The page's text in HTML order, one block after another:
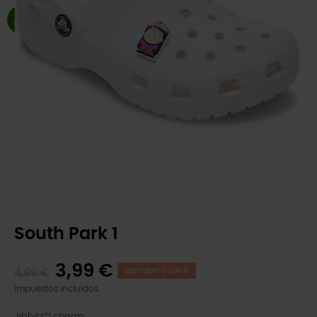
South Park 1
3,99 € DESCUENTO 1,00 €
Impuestos incluidos